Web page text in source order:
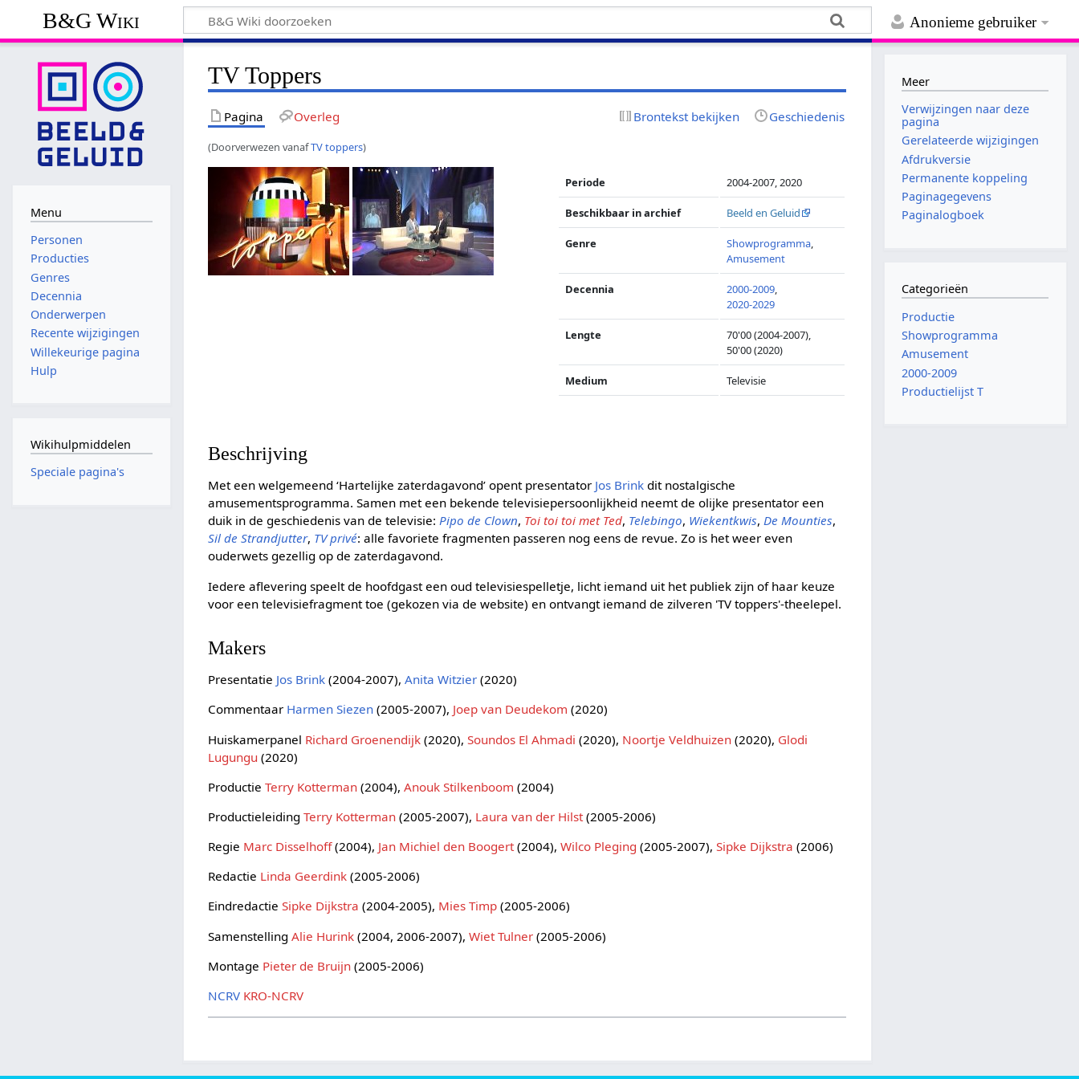
Anonieme gebruiker
B&G Wiki
TV Toppers
Pagina Overleg Brontekst bekijken Geschiedenis
(Doorverwezen vanafTV toppers)
Periode 2004-2007, 2020
Beschikbaar in archief Beeld en Geluid
Genre Showprogramma,
Amusement
Decennia 2000-2009,
2020-2029
Lengte
70'00 (2004-2007),
50'00 (2020)
Medium Televisie
Beschrijving
Met een welgemeend ‘Hartelijke zaterdagavond’ opent presentator Jos Brink dit nostalgische
amusementsprogramma. Samen met een bekende televisiepersoonlijkheid neemt de olijke presentator een
duik in de geschiedenis van de televisie:Pipo de Clown, Toi toi toi met Ted, Telebingo, Wiekentkwis,De Mounties,
Sil de Strandjutter, TV privé: alle favoriete fragmenten passeren nog eens de revue. Zo is het weer even
ouderwets gezellig op de zaterdagavond.
Iedere aflevering speelt de hoofdgast een oud televisiespelletje, licht iemand uit het publiek zijn of haar keuze
voor een televisiefragment toe (gekozen via de website) en ontvangt iemand de zilveren 'TV toppers'-theelepel.
Makers
Presentatie Jos Brink (2004-2007),Anita Witzier (2020)
Commentaar Harmen Siezen (2005-2007), Joep van Deudekom (2020)
Huiskamerpanel Richard Groenendijk (2020),Soundos El Ahmadi (2020), Noortje Veldhuizen (2020), Glodi
Lugungu (2020)
ProductieTerry Kotterman (2004),Anouk Stilkenboom (2004)
ProductieleidingTerry Kotterman (2005-2007), Laura van der Hilst (2005-2006)
Regie Marc Disselhoff(2004), Jan Michiel den Boogert(2004),Wilco Pleging (2005-2007),Sipke Dijkstra (2006)
Redactie Linda Geerdink (2005-2006)
EindredactieSipke Dijkstra (2004-2005), Mies Timp (2005-2006)
SamenstellingAlie Hurink (2004, 2006-2007),Wiet Tulner (2005-2006)
Montage Pieter de Bruijn (2005-2006)
NCRV KRO-NCRV
Menu
Personen
Producties
Genres
Decennia
Onderwerpen
Recente wijzigingen
Willekeurige pagina
Hulp
Wikihulpmiddelen
Speciale pagina's
Meer
Verwijzingen naar deze
pagina
Gerelateerde wijzigingen
Afdrukversie
Permanente koppeling
Paginagegevens
Paginalogboek
Categorieën
Productie
Showprogramma
Amusement
2000-2009
Productielijst T